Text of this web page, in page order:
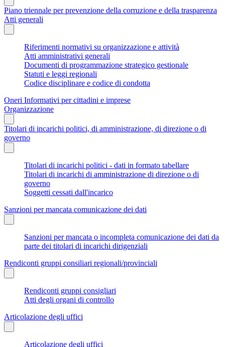
Piano triennale per prevenzione della corruzione e della trasparenza
Atti generali
Riferimenti normativi su organizzazione e attività
Atti amministrativi generali
Documenti di programmazione strategico gestionale
Statuti e leggi regionali
Codice disciplinare e codice di condotta
Oneri Informativi per cittadini e imprese
Organizzazione
Titolari di incarichi politici, di amministrazione, di direzione o di
governo
Titolari di incarichi politici - dati in formato tabellare
Titolari di incarichi di amministrazione di direzione o di
governo
Soggetti cessati dall'incarico
Sanzioni per mancata comunicazione dei dati
Sanzioni per mancata o incompleta comunicazione dei dati da
parte dei titolari di incarichi dirigenziali
Rendiconti gruppi consiliari regionali/provinciali
Rendiconti gruppi consigliari
Atti degli organi di controllo
Articolazione degli uffici
Articolazione degli uffici